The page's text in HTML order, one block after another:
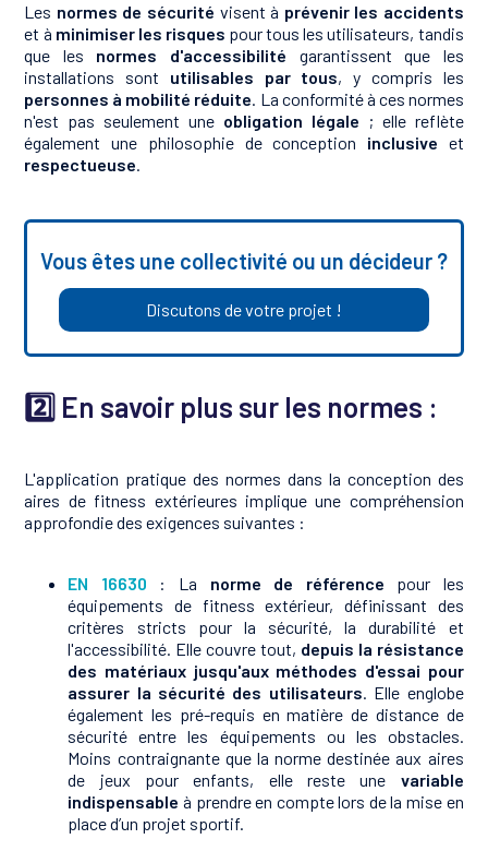
Les normes de sécurité visent à prévenir les accidents
et à minimiser les risques pour tous les utilisateurs, tandis
que les normes d'accessibilité garantissent que les
installations sont utilisables par tous, y compris les
personnes à mobilité réduite. La conformité à ces normes
n'est pas seulement une obligation légale ; elle reflète
également une philosophie de conception inclusive et
respectueuse.
Vous êtes une collectivité ou un décideur ?
Discutons de votre projet !
2️⃣ En savoir plus sur les normes :
L'application pratique des normes dans la conception des
aires de fitness extérieures implique une compréhension
approfondie des exigences suivantes :
EN 16630 : La norme de référence pour les
équipements de fitness extérieur, définissant des
critères stricts pour la sécurité, la durabilité et
l'accessibilité. Elle couvre tout, depuis la résistance
des matériaux jusqu'aux méthodes d'essai pour
assurer la sécurité des utilisateurs. Elle englobe
également les pré-requis en matière de distance de
sécurité entre les équipements ou les obstacles.
Moins contraignante que la norme destinée aux aires
de jeux pour enfants, elle reste une variable
indispensable à prendre en compte lors de la mise en
place d’un projet sportif.